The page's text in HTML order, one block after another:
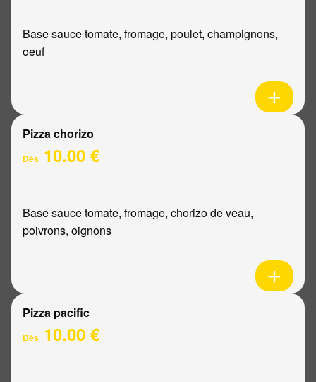
Base sauce tomate, fromage, poulet, champignons,
oeuf
Pizza chorizo
Dès 10.00 €
Base sauce tomate, fromage, chorizo de veau,
poivrons, oignons
Pizza pacific
Dès 10.00 €